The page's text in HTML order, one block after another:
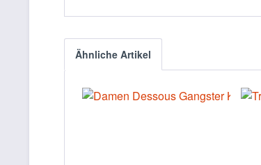
Ähnliche Artikel